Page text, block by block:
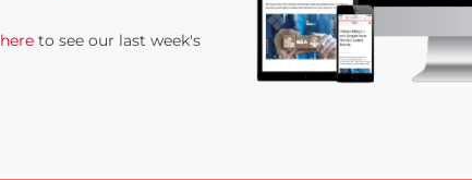
in China”, das im Bookstorekostenlos zur Verfügung
bereits zu hoch? Was ist mit den Risiken für
Partner? Diese und mehr Fragen stellen sich
Erwägung ziehen. Einerseits ist heute viel mehr
to see our last week's